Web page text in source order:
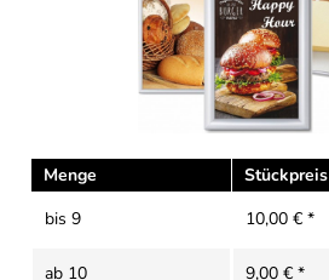
Menge
Stückpreis
bis 9 10,00 € *
ab 10 9,00 € *